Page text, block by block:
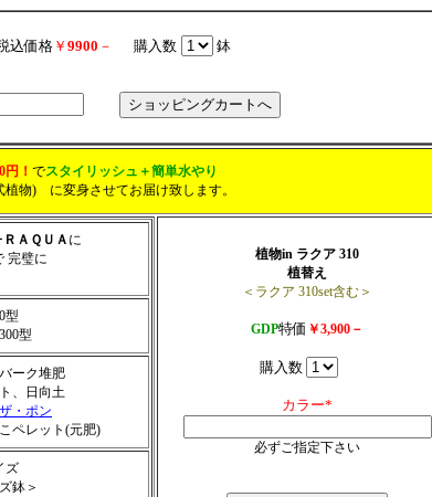
込価格￥ 9900 － 購入数 鉢
円！ でスタイリッシュ＋簡単水やり
植物) に変身させてお届け致します。
ＲＡＱＵＡ に
完璧に
型
型
ーク堆肥
、日向土
・ポン
ペレット(元肥)
ズ
鉢＞
植物in ラクア 310
植替え
＜ラクア 310set含む＞
GDP特価 ￥3,900－
購入数
カラー*
必ずご指定下さい